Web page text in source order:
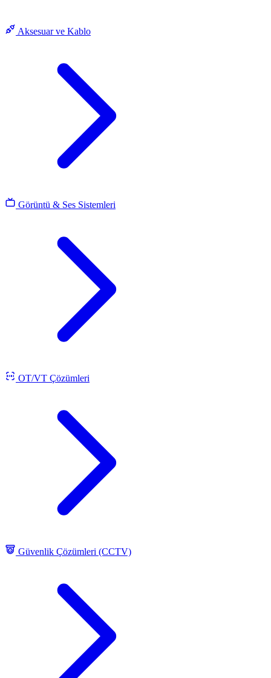
Aksesuar ve Kablo
Görüntü & Ses Sistemleri
OT/VT Çözümleri
Güvenlik Çözümleri (CCTV)